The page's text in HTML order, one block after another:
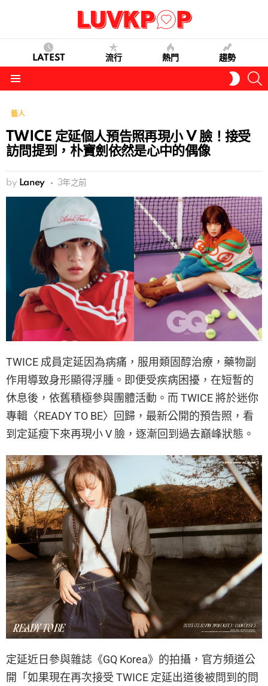
LATEST 流行 熱門 趨勢
SKIN
藝人
TWICE 定延個人預告照再現小 V 臉！接受
訪問提到，朴寶劍依然是心中的偶像
by Laney 3年之前
TWICE 成員定延因為病痛，服用類固醇治療，藥物副
作用導致身形顯得浮腫。即便受疾病困擾，在短暫的
休息後，依舊積極參與團體活動。而 TWICE 將於迷你
專輯〈READY TO BE〉回歸，最新公開的預告照，看
到定延瘦下來再現小 V 臉，逐漸回到過去巔峰狀態。
定延近日參與雜誌《GQ Korea》的拍攝，官方頻道公
開「如果現在再次接受 TWICE 定延出道後被問到的問